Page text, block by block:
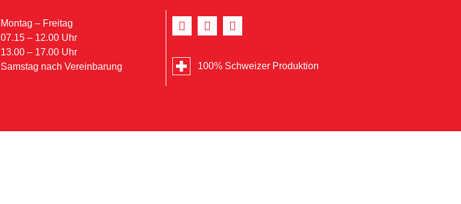
Montag – Freitag
07.15 – 12.00 Uhr
13.00 – 17.00 Uhr
Samstag nach Vereinbarung
100% Schweizer Produktion